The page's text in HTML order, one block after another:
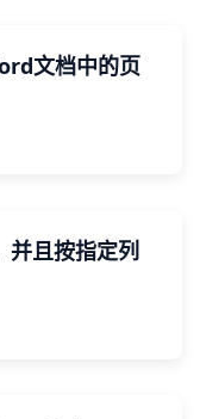
文档中的页
且按指定列